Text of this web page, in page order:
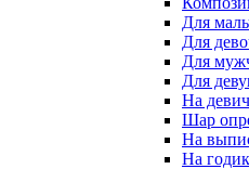
Для
Для
Для
Для
На
Шар
На
На годик